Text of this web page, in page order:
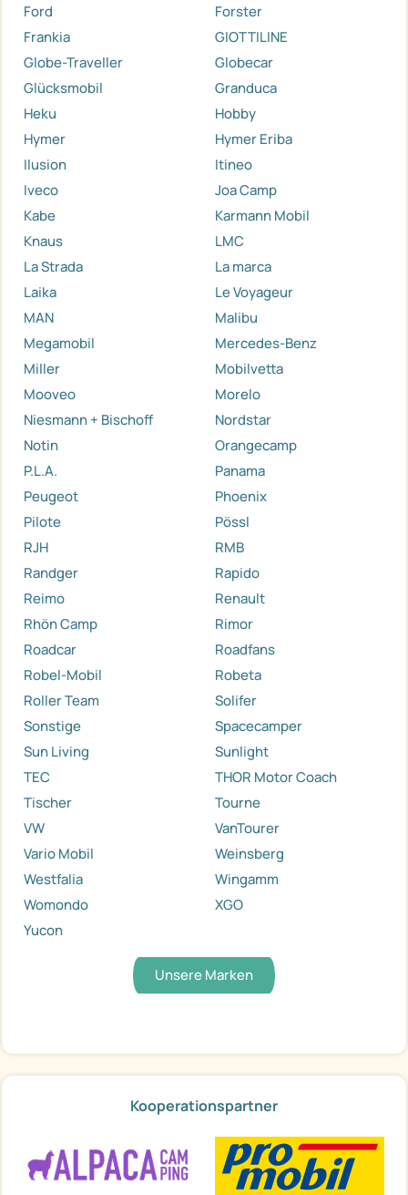
Ford
Forster
Frankia
GIOTTILINE
Globe-Traveller
Globecar
Glücksmobil
Granduca
Heku
Hobby
Hymer
Hymer Eriba
Ilusion
Itineo
Iveco
Joa Camp
Kabe
Karmann Mobil
Knaus
LMC
La Strada
La marca
Laika
Le Voyageur
MAN
Malibu
Megamobil
Mercedes-Benz
Miller
Mobilvetta
Mooveo
Morelo
Niesmann + Bischoff
Nordstar
Notin
Orangecamp
P.L.A.
Panama
Peugeot
Phoenix
Pilote
Pössl
RJH
RMB
Randger
Rapido
Reimo
Renault
Rhön Camp
Rimor
Roadcar
Roadfans
Robel-Mobil
Robeta
Roller Team
Solifer
Sonstige
Spacecamper
Sun Living
Sunlight
TEC
THOR Motor Coach
Tischer
Tourne
VW
VanTourer
Vario Mobil
Weinsberg
Westfalia
Wingamm
Womondo
XGO
Yucon
Unsere Marken
Kooperationspartner